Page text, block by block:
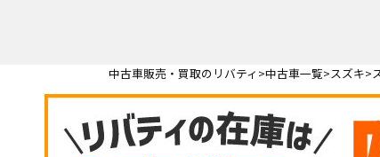
中古車販売・買取のリバティ 中古車一覧 スズキ